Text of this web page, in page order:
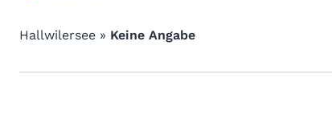
Hallwilersee » Keine Angabe